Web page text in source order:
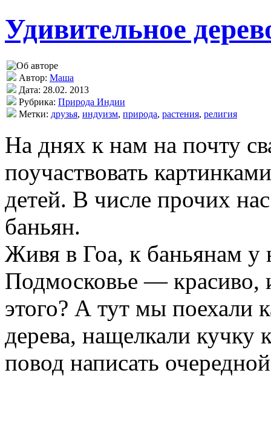
Удивительное
Автор: Маша
Дата: 28.02. 2013
Рубрика: Природа Индии
Метки: друзья, индуизм, природа, растения, религия
На днях к нам на почту
поучаствовать
детей. В числе прочих
баньян.
Живя в Гоа, к баньянам у
Подмосковье — красиво,
этого? А тут мы поехали
дерева, нащелкали кучку
повод написать